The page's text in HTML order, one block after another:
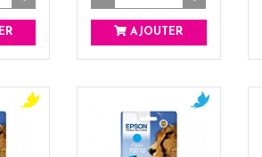
AJOUTER